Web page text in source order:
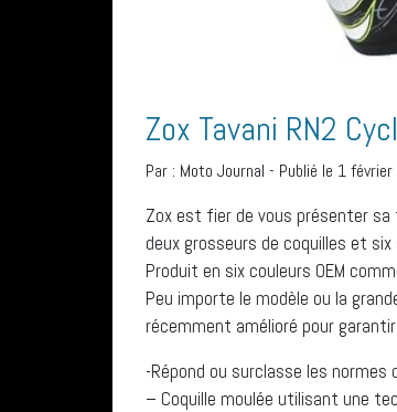
Zox Tavani RN2
Par : Moto Journal - Publié le 1
Zox est fier de vous présenter sa
deux grosseurs de coquilles et
Produit en six couleurs OEM
Peu importe le modèle ou la
récemment amélioré pour
-Répond ou surclasse les normes
– Coquille moulée utilisant une